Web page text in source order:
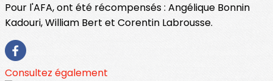
Pour l'AFA, ont été récompensés : Angélique Bonnin
Kadouri, William Bert et Corentin Labrousse.
Consultez également